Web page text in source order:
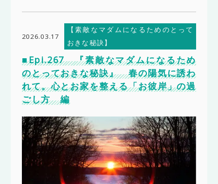
2026.03.17
【素敵なマダムになるためのとって
おきな秘訣】
■Epi.267 『素敵なマダムになるため
のとっておきな秘訣』 春の陽気に誘わ
れて。心とお家を整える「お彼岸」の過
ごし方 編